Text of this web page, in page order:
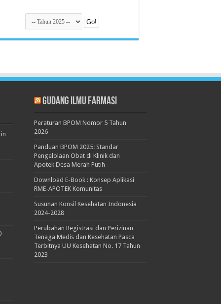
Gudang Ilmu Farmasi
Peraturan BPOM Nomor 5 Tahun
2026
Panduan BPOM 2025: Standar
Pengelolaan Obat di Klinik dan
Apotek Desa Merah Putih
Download E-Book : Konsep Aplikasi
RME-APOTEK Komunitas
Susunan Konsil Kesehatan Indonesia
2024-2028
Perubahan Registrasi dan Perizinan
Tenaga Medis dan Kesehatan Pasca
Terbitnya UU Kesehatan No. 17 Tahun
2023